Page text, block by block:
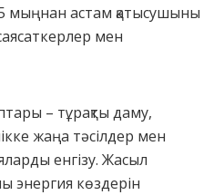
мыңнан астам қатысушыны
мен
– тұрақты даму,
жаңа тәсілдер мен
енгізу. Жасыл
энергия көздерін